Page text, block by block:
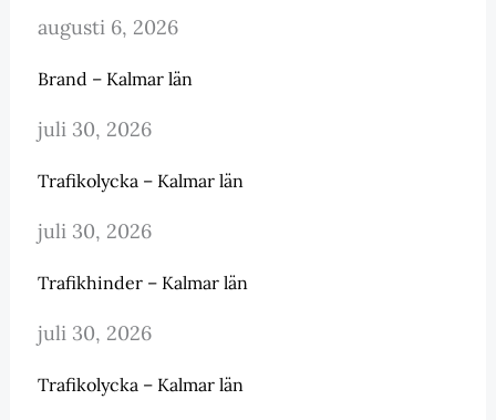
augusti 6, 2026
Brand – Kalmar län
juli 30, 2026
Trafikolycka – Kalmar län
juli 30, 2026
Trafikhinder – Kalmar län
juli 30, 2026
Trafikolycka – Kalmar län